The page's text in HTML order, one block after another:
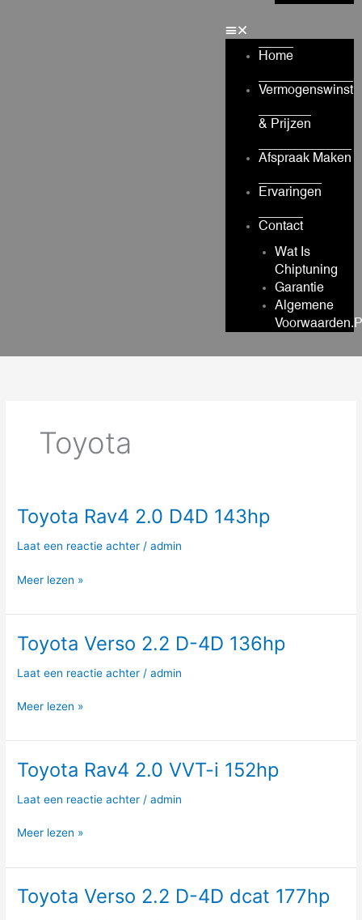
Home
Vermogenswinst
& Prijzen
Afspraak Maken
Ervaringen
Contact
Wat Is
Chiptuning
Garantie
Algemene
Toyota
Toyota Rav4 2.0 D4D 143hp
Laat een reactie achter /admin
Toyota
Rav4
2.0
143hp
Meer lezen »
Toyota Verso 2.2 D-4D 136hp
Laat een reactie achter /admin
Toyota
Verso
2.2
4D
Meer lezen »
Toyota Rav4 2.0 VVT-i 152hp
Laat een reactie achter /admin
Toyota
Rav4
2.0
iMeer lezen »
Toyota Verso 2.2 D-4D dcat 177hp
Toyota
Verso